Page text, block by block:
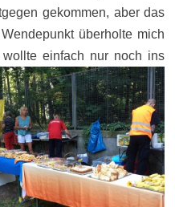
gekommen, aber das
überholte mich
einfach nur noch ins